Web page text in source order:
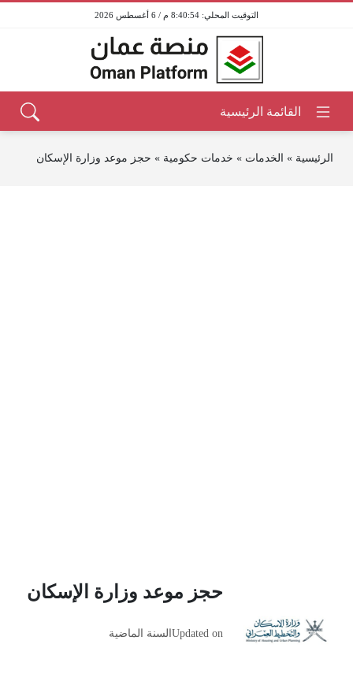
8:40:54 م / 6 أغسطس 2026
الرئيسية » الخدمات » خدمات حكومية » حجز موعد وزارة الإسكان
حجز موعد وزارة الإسكان
Updated on السنة الماضية